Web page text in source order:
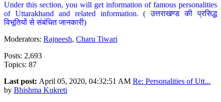
Under this section, you will get information of famous personalities
of Uttarakhand and related information. ( उत्तराखण्ड की प्रसिद्ध
विभूतियों से संबंधित जानकारी)
Moderators: Rajneesh, Charu Tiwari
Posts: 2,693
Topics: 87
Last post: April 05, 2020, 04:32:51 AM Re: Personalities of Utt...
by Bhishma Kukreti